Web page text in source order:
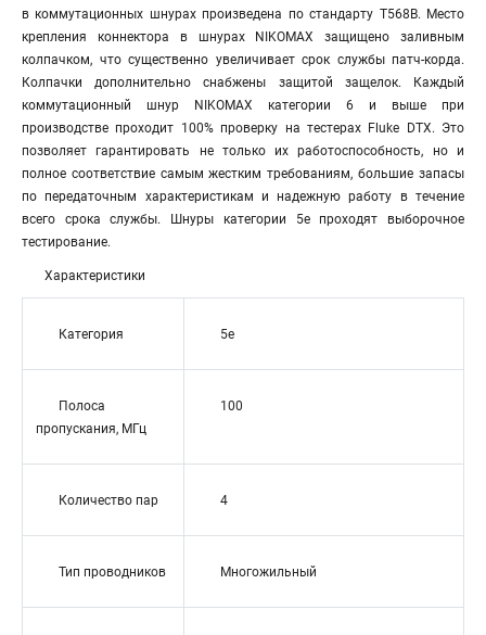
в коммутационных шнурах произведена по стандарту T568B. Место
крепления коннектора в шнурах NIKOMAX защищено заливным
колпачком, что существенно увеличивает срок службы патч-корда.
Колпачки дополнительно снабжены защитой защелок. Каждый
коммутационный шнур NIKOMAX категории 6 и выше при
производстве проходит 100% проверку на тестерах Fluke DTX. Это
позволяет гарантировать не только их работоспособность, но и
полное соответствие самым жестким требованиям, большие запасы
по передаточным характеристикам и надежную работу в течение
всего срока службы. Шнуры категории 5е проходят выборочное
тестирование.
Характеристики
Категория 5e
Полоса
пропускания, МГц
100
Количество пар 4
Тип проводников Многожильный